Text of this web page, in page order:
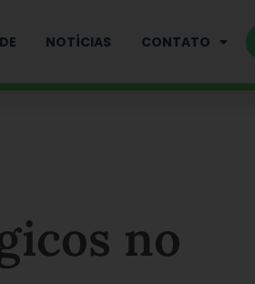
NOTÍCIAS CONTATO
no